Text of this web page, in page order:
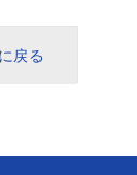
戻る